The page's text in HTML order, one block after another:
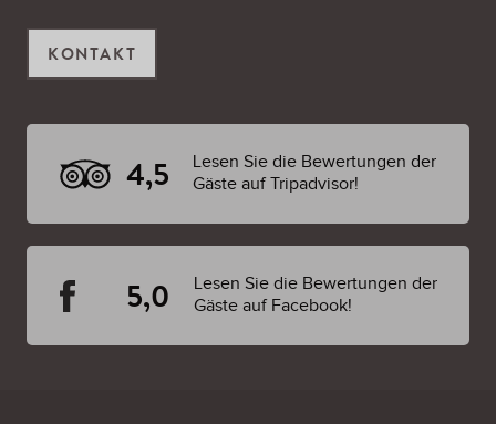
KONTAKT
4,5
Lesen Sie die Bewertungen der
Gäste auf Tripadvisor!
5,0
Lesen Sie die Bewertungen der
Gäste auf Facebook!